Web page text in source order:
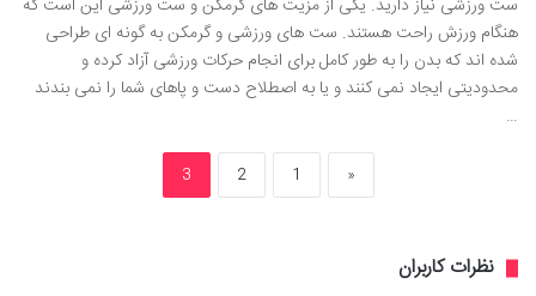
هنگام ورزش راحت هستند. ست های ورزشی و گرمکن به گونه ای طراحی
شده اند که بدن را به طور کامل برای انجام حرکات ورزشی آزاد کرده و
محدودیتی ایجاد نمی کنند و یا به اصطلاح دست و پاهای شما را نمی بندند
…
«
1
2
3
نظرات کاربران